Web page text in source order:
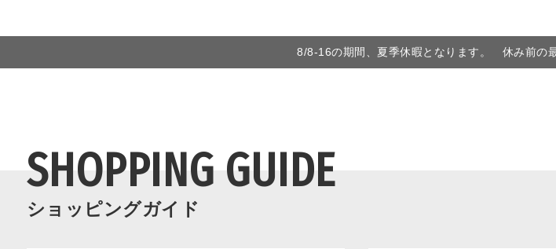
8/8-16の期間、夏季休暇となります。 休み前の
SHOPPING GUIDE
ショッピングガイド